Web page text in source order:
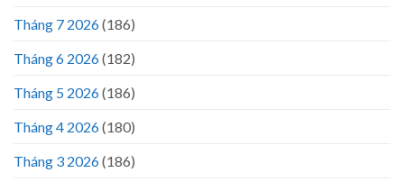
Tháng 7 2026(186)
Tháng 6 2026(182)
Tháng 5 2026(186)
Tháng 4 2026(180)
Tháng 3 2026(186)